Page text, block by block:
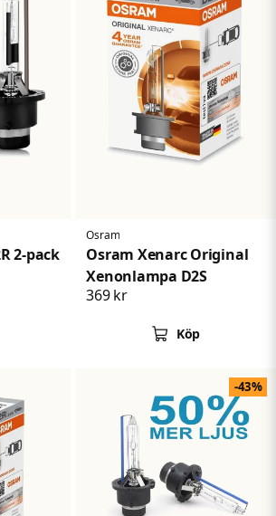
2-pack
Osram
Osram Xenarc Original
Xenonlampa D2S
369 kr
Köp
-43%